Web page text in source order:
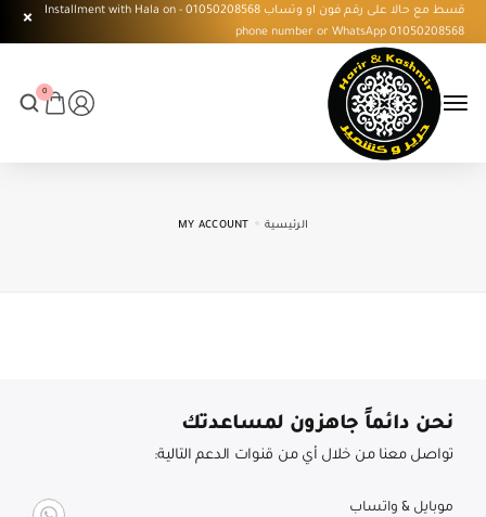
قسط مع حالا على رقم فون او وتساب 01050208568 - Installment with Hala on
phone number or WhatsApp 01050208568
0
الرئيسية MY ACCOUNT
نحن دائماً جاهزون لمساعدتك
تواصل معنا من خلال أي من قنوات الدعم التالية:
موبايل & واتساب